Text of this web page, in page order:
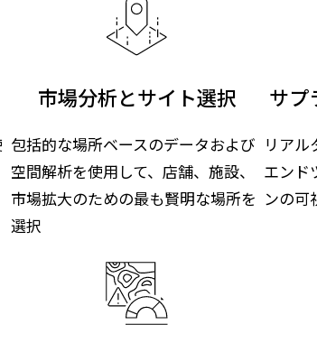
市場分析とサイト選択
包括的な場所ベースのデータおよび
空間解析を使用して、店舗、施設、
市場拡大のための最も賢明な場所を
選択
サプ
リアル
エンド
ンの可